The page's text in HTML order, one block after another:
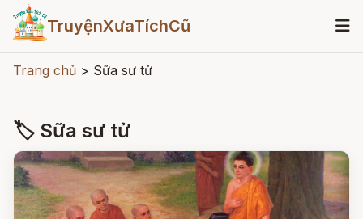
TruyệnXưaTíchCũ
Trang chủ > Sữa sư tử
🏷 Sữa sư tử